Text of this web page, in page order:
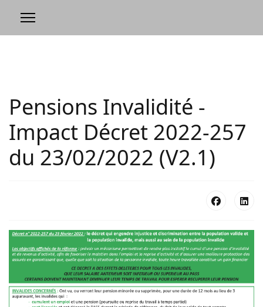
Pensions Invalidité -
Impact Décret 2022-257
du 23/02/2022 (V2.1)